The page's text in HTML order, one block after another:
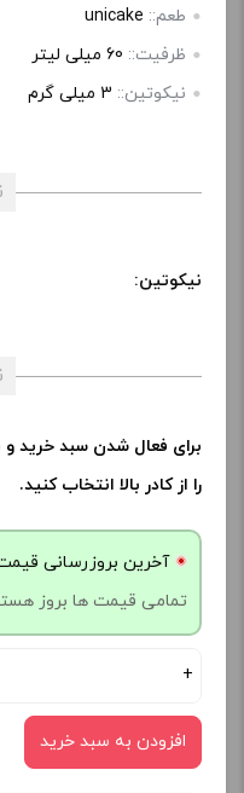
طعم:: unicake
ظرفیت:: 60 میلی‌ لیتر
نیکوتین:: 3 میلی گرم
نیکوتین:
برای فعال شدن سبد خرید
را از کادر بالا انتخاب کنید.
آخرین بروزرسانی قیمت: 13 ساعت
تمامی قیمت ها بروز
+
افزودن به سبد خرید